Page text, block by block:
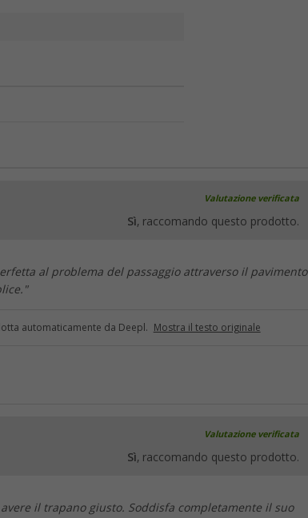
Valutazione verificata
Sì, raccomando questo prodotto.
al problema del passaggio attraverso il pavimento
automaticamente da Deepl. Mostra il testo originale
Valutazione verificata
Sì, raccomando questo prodotto.
il trapano giusto. Soddisfa completamente il suo